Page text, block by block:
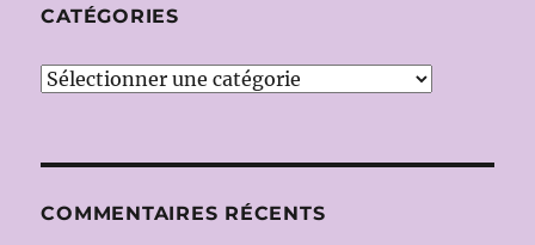
CATÉGORIES
Catégories
COMMENTAIRES RÉCENTS